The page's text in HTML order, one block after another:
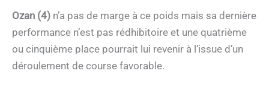
Ozan (4) n’a pas de marge à ce poids mais sa dernière
performance n’est pas rédhibitoire et une quatrième
ou cinquième place pourrait lui revenir à l’issue d’un
déroulement de course favorable.